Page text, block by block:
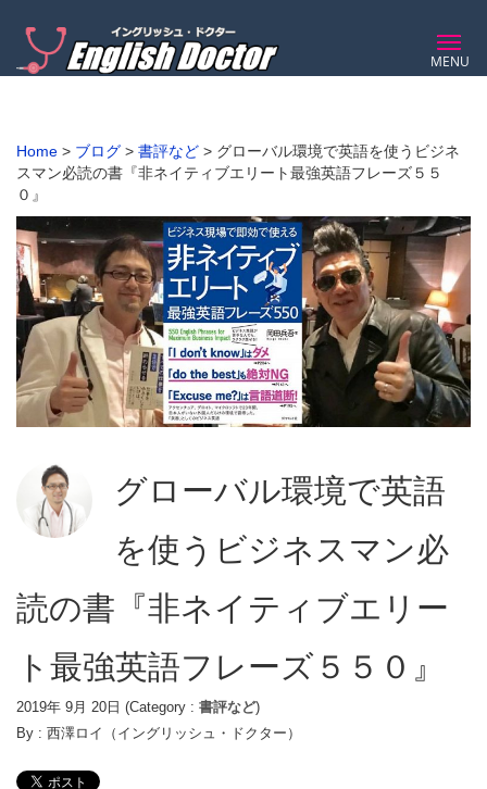
MENU
Home > ブログ > 書評など > グローバル環境で英語を使うビジネ
スマン必読の書『非ネイティブエリート最強英語フレーズ５５
０』
グローバル環境で英語
を使うビジネスマン必
読の書『非ネイティブエリー
ト最強英語フレーズ５５０』
2019年 9月 20日 (Category :書評など)
By : 西澤ロイ（イングリッシュ・ドクター）